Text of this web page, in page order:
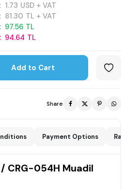
: 1.73 USD + VAT
: 81.30 TL + VAT
: 97.56 TL
: 94.64 TL
Add to Cart
Share
Payment Options
CRG-054H Muadil